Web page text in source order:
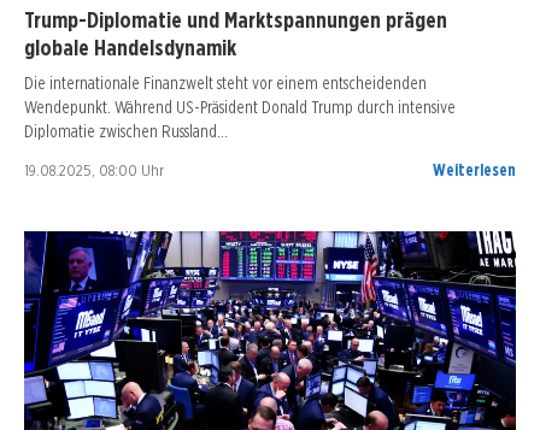
Trump-Diplomatie und Marktspannungen prägen
globale Handelsdynamik
Die internationale Finanzwelt steht vor einem entscheidenden
Wendepunkt. Während US-Präsident Donald Trump durch intensive
Diplomatie zwischen Russland…
19.08.2025, 08:00 Uhr Weiterlesen